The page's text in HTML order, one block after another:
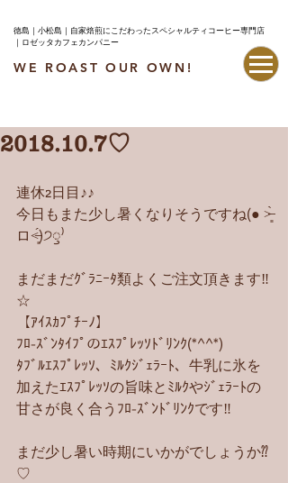
WE ROAST OUR OWN!
徳島｜小松島｜自家焙煎にこだわったスペシャルティコーヒー専門店
｜ロゼッタカフェカンパニー
2018.10.7♡
連休2日目♪♪
今日もまた少し暑くなりそうですね(● ˃̶͈̀
ロ˂̶͈́)੭ꠥ⁾
まだまだｸﾞﾗﾆｰﾀ類よくご注文頂きます‼︎
☆
【ｱｲｽｶﾌﾟﾁｰﾉ】
ﾌﾛ-ｽﾞﾝﾀｲﾌﾟのｴｽﾌﾟﾚｯｿﾄﾞﾘﾝｸ(*^^*)
ﾀﾌﾞﾙｴｽﾌﾟﾚｯｿ、ﾐﾙｸｼﾞｪﾗｰﾄ、牛乳に氷を
加えたｴｽﾌﾟﾚｯｿの旨味とﾐﾙｸやｼﾞｪﾗｰﾄの
甘さが良く合うﾌﾛ-ｽﾞﾝﾄﾞﾘﾝｸです‼︎
まだ少し暑い時期にいかがでしょうか⁇
♡